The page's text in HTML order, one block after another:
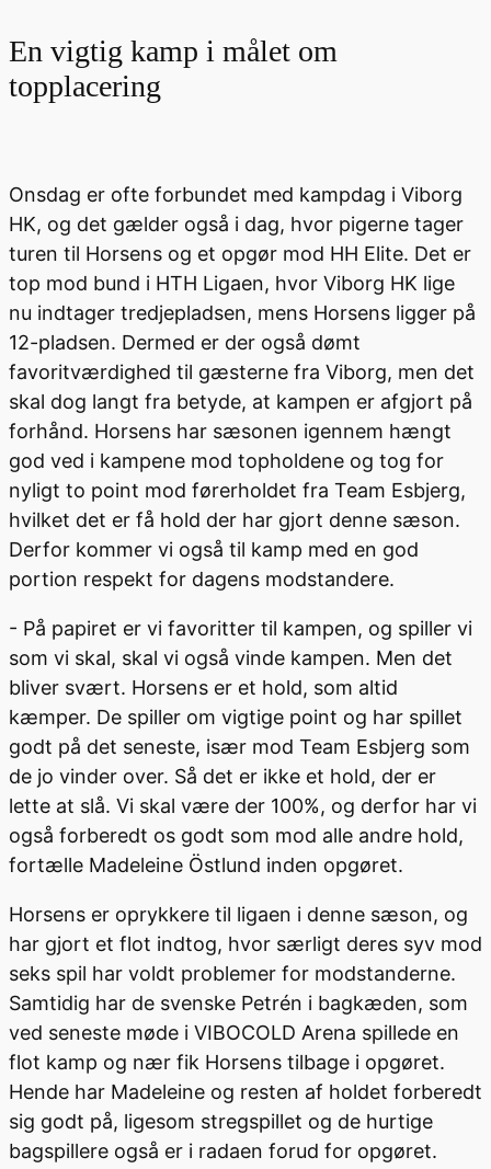
En vigtig kamp i målet om
topplacering
Onsdag er ofte forbundet med kampdag i Viborg
HK, og det gælder også i dag, hvor pigerne tager
turen til Horsens og et opgør mod HH Elite. Det er
top mod bund i HTH Ligaen, hvor Viborg HK lige
nu indtager tredjepladsen, mens Horsens ligger på
12-pladsen. Dermed er der også dømt
favoritværdighed til gæsterne fra Viborg, men det
skal dog langt fra betyde, at kampen er afgjort på
forhånd. Horsens har sæsonen igennem hængt
god ved i kampene mod topholdene og tog for
nyligt to point mod førerholdet fra Team Esbjerg,
hvilket det er få hold der har gjort denne sæson.
Derfor kommer vi også til kamp med en god
portion respekt for dagens modstandere.
- På papiret er vi favoritter til kampen, og spiller vi
som vi skal, skal vi også vinde kampen. Men det
bliver svært. Horsens er et hold, som altid
kæmper. De spiller om vigtige point og har spillet
godt på det seneste, især mod Team Esbjerg som
de jo vinder over. Så det er ikke et hold, der er
lette at slå. Vi skal være der 100%, og derfor har vi
også forberedt os godt som mod alle andre hold,
fortælle Madeleine Östlund inden opgøret.
Horsens er oprykkere til ligaen i denne sæson, og
har gjort et flot indtog, hvor særligt deres syv mod
seks spil har voldt problemer for modstanderne.
Samtidig har de svenske Petrén i bagkæden, som
ved seneste møde i VIBOCOLD Arena spillede en
flot kamp og nær fik Horsens tilbage i opgøret.
Hende har Madeleine og resten af holdet forberedt
sig godt på, ligesom stregspillet og de hurtige
bagspillere også er i radaen forud for opgøret.